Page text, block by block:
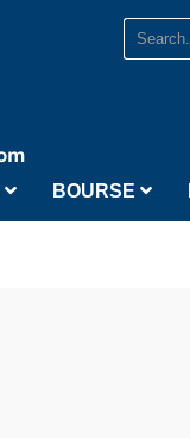
BOURSE